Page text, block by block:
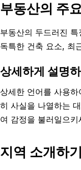
부동산의 주
부동산의 두드러진
독특한 건축 요소, 최
상세하게 설명
상세한 언어를 사용
히 사실을 나열하는
여 감정을 불러일으키
지역 소개하기